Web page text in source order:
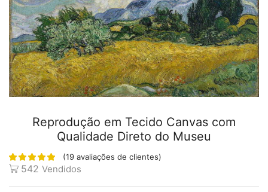
Reprodução em Tecido Canvas com
Qualidade Direto do Museu
(19 avaliações de clientes)
542 Vendidos